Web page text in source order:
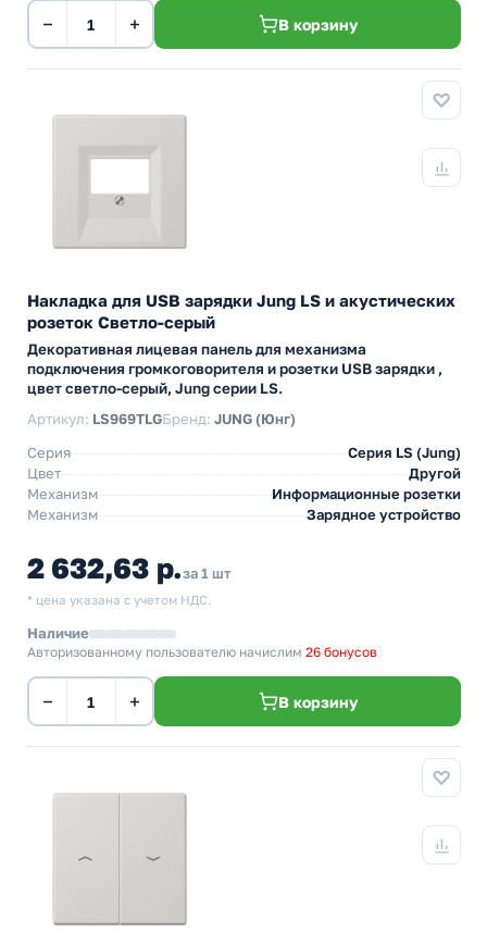
− + В корзину
Накладка для USB зарядки Jung LS и акустических
розеток Светло-серый
Декоративная лицевая панель для механизма
подключения громкоговорителя и розетки USB зарядки ,
цвет светло-серый, Jung серии LS.
Артикул: LS969TLGБренд: JUNG (Юнг)
Серия
Серия LS (Jung)
Цвет
Другой
Механизм
Информационные розетки
Механизм
Зарядное устройство
2 632,63 р.за 1 шт
* цена указана с учетом НДС.
Наличие
Авторизованному пользователю начислим 26 бонусов
− + В корзину